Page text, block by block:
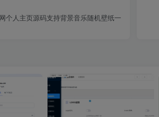
个人主页源码支持背景音乐随机壁纸一